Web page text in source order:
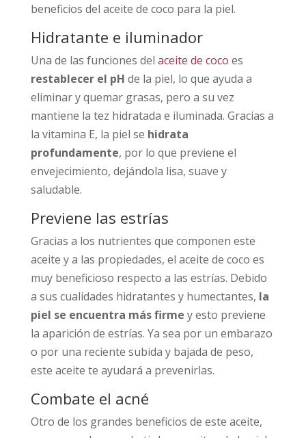
beneficios del aceite de coco para la piel.
Hidratante e iluminador
Una de las funciones del aceite de coco es
restablecer el pH de la piel, lo que ayuda a
eliminar y quemar grasas, pero a su vez
mantiene la tez hidratada e iluminada. Gracias a
la vitamina E, la piel se hidrata
profundamente, por lo que previene el
envejecimiento, dejándola lisa, suave y
saludable.
Previene las estrías
Gracias a los nutrientes que componen este
aceite y a las propiedades, el aceite de coco es
muy beneficioso respecto a las estrías. Debido
a sus cualidades hidratantes y humectantes, la
piel se encuentra más firme y esto previene
la aparición de estrías. Ya sea por un embarazo
o por una reciente subida y bajada de peso,
este aceite te ayudará a prevenirlas.
Combate el acné
Otro de los grandes beneficios de este aceite,